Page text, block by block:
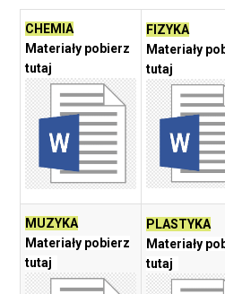
CHEMIA
Materiały pobierz
tutaj
FIZYKA
Materiały
tutaj
MUZYKA
Materiały pobierz
tutaj
PLASTYKA
Materiały
tutaj